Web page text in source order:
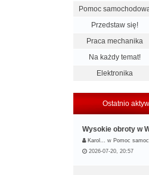
Pomoc
Przedstaw się!
Praca mechanika
Na każdy temat!
Elektronika
Ostatnio
Wysokie obroty w
Karol… w Pomoc
2026-07-20, 20:57